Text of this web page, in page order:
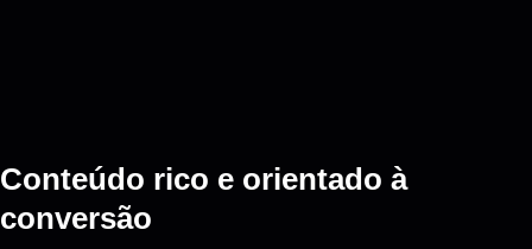
Conteúdo rico e orientado à
conversão